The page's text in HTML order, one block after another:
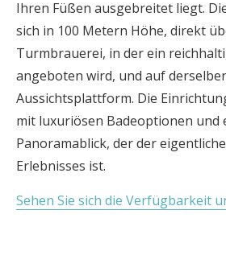
Ihren Füßen ausgebreitet liegt.
sich in 100 Metern Höhe, direkt
Turmbrauerei, in der ein
angeboten wird, und auf
Aussichtsplattform. Die
mit luxuriösen Badeoptionen und
Panoramablick, der der
Erlebnisses ist.
Sehen Sie sich die Verfügbarkeit